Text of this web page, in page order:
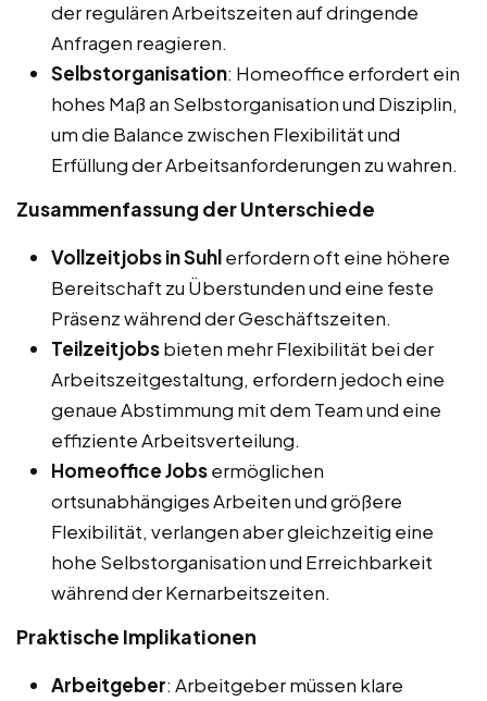
der regulären Arbeitszeiten auf dringende
Anfragen reagieren.
Selbstorganisation: Homeoffice erfordert ein
hohes Maß an Selbstorganisation und Disziplin,
um die Balance zwischen Flexibilität und
Erfüllung der Arbeitsanforderungen zu wahren.
Zusammenfassung der Unterschiede
Vollzeitjobs in Suhlerfordern oft eine höhere
Bereitschaft zu Überstunden und eine feste
Präsenz während der Geschäftszeiten.
Teilzeitjobsbieten mehr Flexibilität bei der
Arbeitszeitgestaltung, erfordern jedoch eine
genaue Abstimmung mit dem Team und eine
effiziente Arbeitsverteilung.
Homeoffice Jobsermöglichen
ortsunabhängiges Arbeiten und größere
Flexibilität, verlangen aber gleichzeitig eine
hohe Selbstorganisation und Erreichbarkeit
während der Kernarbeitszeiten.
Praktische Implikationen
Arbeitgeber: Arbeitgeber müssen klare